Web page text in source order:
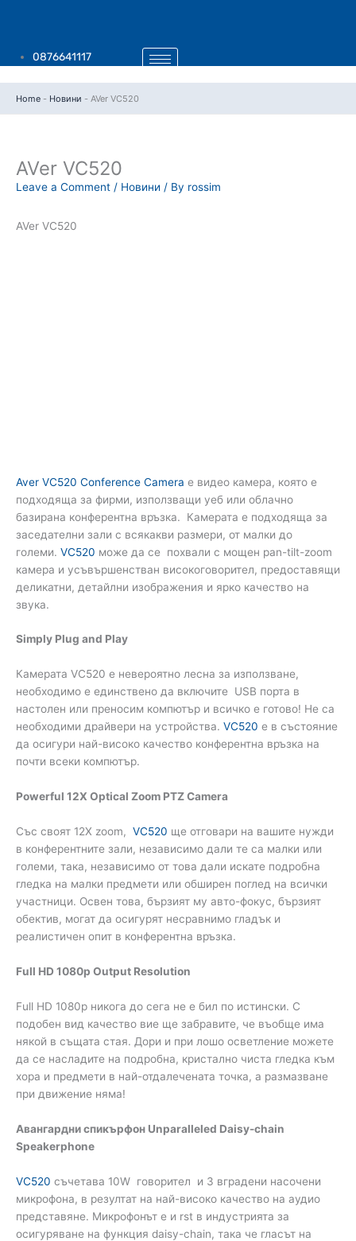
0876641117
Home - Новини - AVer VC520
AVer VC520
Leave a Comment / Новини / By rossim
AVer VC520
Aver VC520 Conference Camera е видео камера, която е
подходяща за фирми, използващи уеб или облачно
базирана конферентна връзка. Камерата е подходяща за
заседателни зали с всякакви размери, от малки до
големи. VC520 може да се похвали с мощен pan-tilt-zoom
камера и усъвършенстван високоговорител, предоставящи
деликатни, детайлни изображения и ярко качество на
звука.
Simply Plug and Play
Камерата VC520 е невероятно лесна за използване,
необходимо е единствено да включите USB порта в
настолен или преносим компютър и всичко е готово! Не са
необходими драйвери на устройства. VC520 е в състояние
да осигури най-високо качество конферентна връзка на
почти всеки компютър.
Powerful 12X Optical Zoom PTZ Camera
Със своят 12Х zoom, VC520 ще отговари на вашите нужди
в конферентните зали, независимо дали те са малки или
големи, така, независимо от това дали искате подробна
гледка на малки предмети или обширен поглед на всички
участници. Освен това, бързият му авто-фокус, бързият
обектив, могат да осигурят несравнимо гладък и
реалистичен опит в конферентна връзка.
Full HD 1080p Output Resolution
Full HD 1080p никога до сега не е бил по истински. С
подобен вид качество вие ще забравите, че въобще има
някой в същата стая. Дори и при лошо осветление можете
да се насладите на подробна, кристално чиста гледка към
хора и предмети в най-отдалечената точка, а размазване
при движение няма!
Авангардни спикърфон Unparalleled Daisy-chain
Speakerphone
VC520 съчетава 10W говорител и 3 вградени насочени
микрофона, в резултат на най-високо качество на аудио
представяне. Микрофонът е и rst в индустрията за
осигуряване на функция daisy-chain, така че гласът на